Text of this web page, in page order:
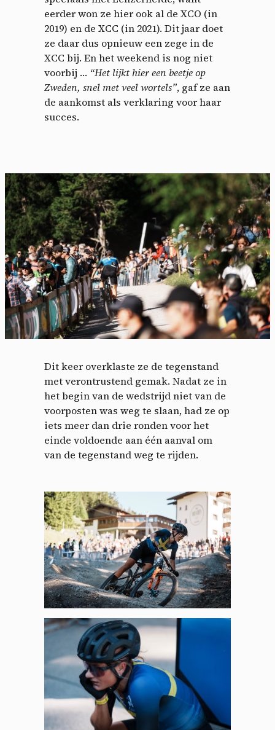
eerder won ze hier ook al de XCO (in
2019) en de XCC (in 2021). Dit jaar doet
ze daar dus opnieuw een zege in de
XCC bij. En het weekend is nog niet
voorbij … “Het lijkt hier een beetje op
Zweden, snel met veel wortels”, gaf ze aan
de aankomst als verklaring voor haar
succes.
Dit keer overklaste ze de tegenstand
met verontrustend gemak. Nadat ze in
het begin van de wedstrijd niet van de
voorposten was weg te slaan, had ze op
iets meer dan drie ronden voor het
einde voldoende aan één aanval om
van de tegenstand weg te rijden.